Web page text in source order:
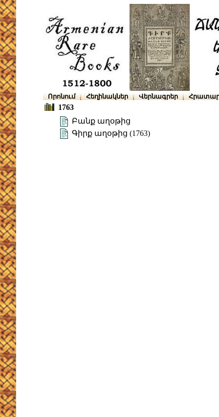
Որոնում Հեղինակներ Վերնագրեր
1763
Բանք աղօթից
Գիրք աղօթից (1763)